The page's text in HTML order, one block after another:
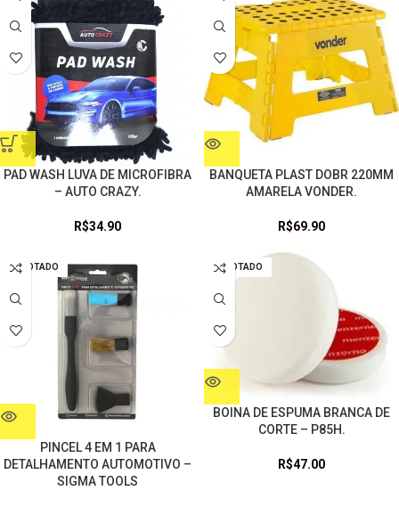
PAD WASH LUVA DE MICROFIBRA
– AUTO CRAZY.
R$34.90
BANQUETA PLAST DOBR 220MM
AMARELA VONDER.
R$69.90
ESGOTADO
PINCEL 4 EM 1 PARA
DETALHAMENTO AUTOMOTIVO –
SIGMA TOOLS
ESGOTADO
BOINA DE ESPUMA BRANCA DE
CORTE – P85H.
R$47.00